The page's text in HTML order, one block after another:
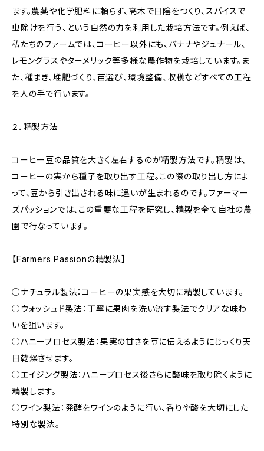
ます。農薬や化学肥料に頼らず、高木で日陰をつくり、スパイスで
虫除けを行う、という自然の力を利用した栽培方法です。例えば、
私たちのファームでは、コーヒー以外にも、バナナやジュナール、
レモングラスやターメリック等多様な農作物を栽培しています。ま
た、種まき、堆肥づくり、苗選び、環境整備、収穫などすべての工程
を人の手で行います。
２．精製方法
コーヒー豆の品質を大きく左右するのが精製方法です。精製は、
コーヒーの実から種子を取り出す工程。この際の取り出し方によ
って、豆から引き出される味に違いが生まれるのです。ファーマー
ズパッションでは、この重要な工程を研究し、精製を全て自社の農
園で行なっています。
【Farmers Passionの精製法】
○ナチュラル製法：コーヒーの果実感を大切に精製しています。
○ウォッシュド製法：丁寧に果肉を洗い流す製法でクリアな味わ
いを狙います。
○ハニープロセス製法：果実の甘さを豆に伝えるようにじっくり天
日乾燥させます。
○エイジング製法：ハニープロセス後さらに酸味を取り除くように
精製します。
○ワイン製法：発酵をワインのように行い、香りや酸を大切にした
特別な製法。